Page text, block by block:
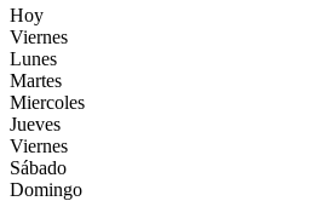
Hoy
Viernes
Lunes
Martes
Miercoles
Jueves
Viernes
Sábado
Domingo